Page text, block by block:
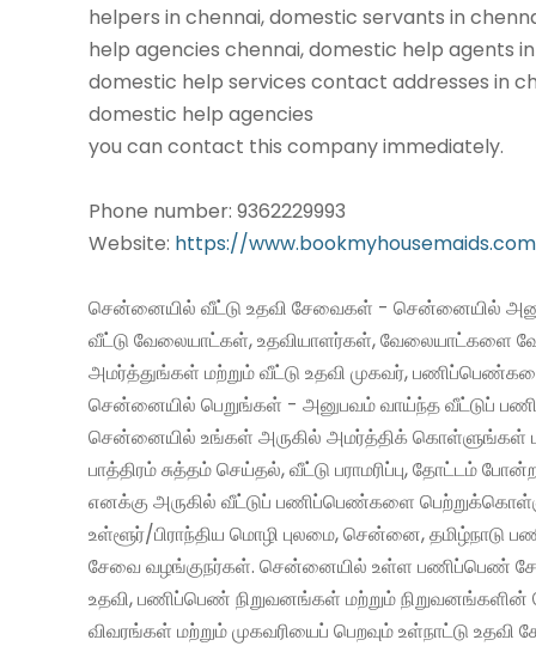
helpers in chennai, domestic servants in
help agencies chennai, domestic help agents
domestic help services contact addresses in
domestic help agencies
you can contact this company immediately.
Phone number: 9362229993
Website: https://
சென்னையில் வீட்டு உதவி சேவைகள் - சென்னையில்
வீட்டு வேலையாட்கள், உதவியாளர்கள், வேலையாட்களை
அமர்த்துங்கள் மற்றும் வீட்டு உதவி முகவர்,
சென்னையில் பெறுங்கள் - அனுபவம் வாய்ந்த வீட்டுப்
சென்னையில் உங்கள் அருகில் அமர்த்திக் கொள்ளுங்கள்
பாத்திரம் சுத்தம் செய்தல், வீட்டு பராமரிப்பு, தோட்டம்
எனக்கு அருகில் வீட்டுப் பணிப்பெண்களை
உள்ளூர்/பிராந்திய மொழி புலமை, சென்னை, தமிழ்நாடு
சேவை வழங்குநர்கள். சென்னையில் உள்ள பணிப்பெண்
உதவி, பணிப்பெண் நிறுவனங்கள் மற்றும் நிறுவனங்களின்
விவரங்கள் மற்றும் முகவரியைப் பெறவும் உள்நாட்டு உதவி